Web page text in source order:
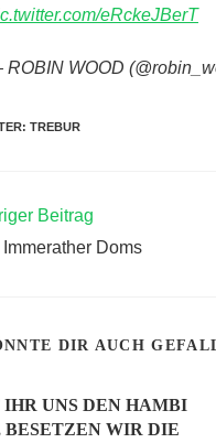
eRckeJBerT
WOOD
TREBUR
Beitrag
Doms
DIR AUCH
UNS DEN HAMBI
BESETZEN WIR DIE